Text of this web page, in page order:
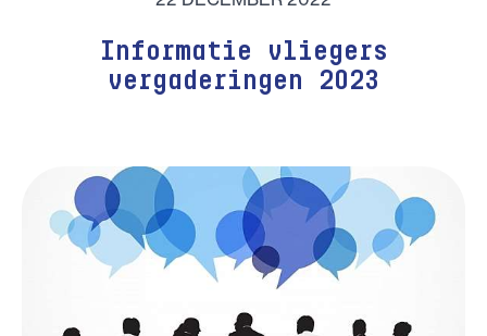
Informatie vliegers
vergaderingen 2023